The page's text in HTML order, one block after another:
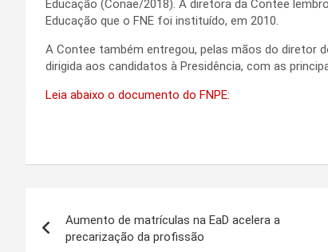
Educação (Conae/2018). A diretora da Contee
Educação que o FNE foi instituído, em 2010.
A Contee também entregou, pelas mãos do diretor
dirigida aos candidatos à Presidência, com as
Leia abaixo o documento do FNPE:
de
Aumento de matrículas na EaD acelera a
precarização da profissão